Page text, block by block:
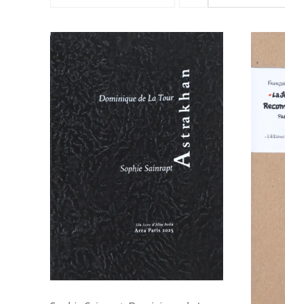
Sophie Sainrapt,
Dominique de La Tour –
Astrakhan